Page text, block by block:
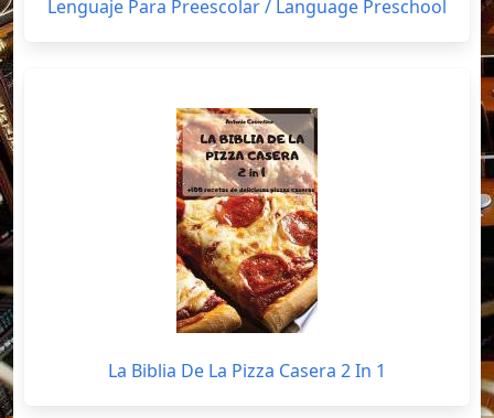
Lenguaje Para Preescolar / Language Preschool
La Biblia De La Pizza Casera 2 In 1